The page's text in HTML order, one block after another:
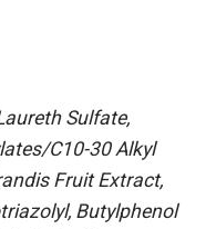
Sulfate,
C10-30 Alkyl
Fruit Extract,
Butylphenol